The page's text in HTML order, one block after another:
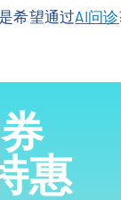
是希望通过AI问诊
惠